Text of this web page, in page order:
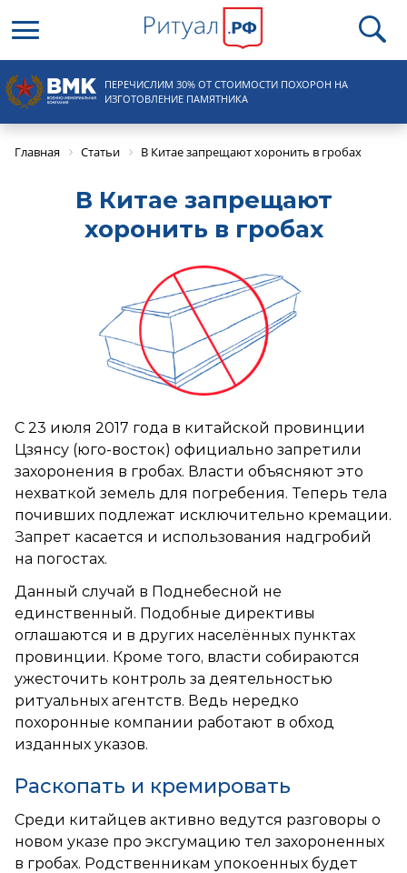
Круглосуточная справочная
8 (495) 100-31-15
ПЕРЕЧИСЛИМ 30% ОТ СТОИМОСТИ ПОХОРОН НА
ИЗГОТОВЛЕНИЕ ПАМЯТНИКА
Главная Статьи В Китае запрещают хоронить в гробах
В Китае запрещают
хоронить в гробах
С 23 июля 2017 года в китайской провинции
Цзянсу (юго-восток) официально запретили
захоронения в гробах. Власти объясняют это
нехваткой земель для погребения. Теперь тела
почивших подлежат исключительно кремации.
Запрет касается и использования надгробий
на погостах.
Данный случай в Поднебесной не
единственный. Подобные директивы
оглашаются и в других населённых пунктах
провинции. Кроме того, власти собираются
ужесточить контроль за деятельностью
ритуальных агентств. Ведь нередко
похоронные компании работают в обход
изданных указов.
Раскопать и кремировать
Среди китайцев активно ведутся разговоры о
новом указе про эксгумацию тел захороненных
в гробах. Родственникам упокоенных будет